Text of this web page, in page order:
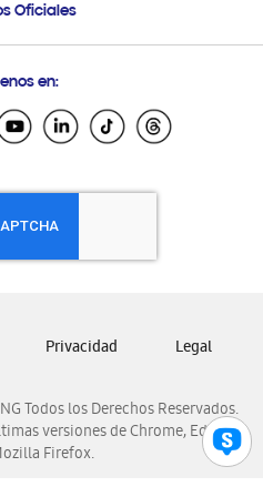
vía eMail
Oficiales
Ecuador
El Salvador
Honduras
Nicaragua
Panamá
Venezuela
en:
Todos los Derechos Reservados.
versiones de Chrome, Edge,
Firefox.
Privacidad Legal